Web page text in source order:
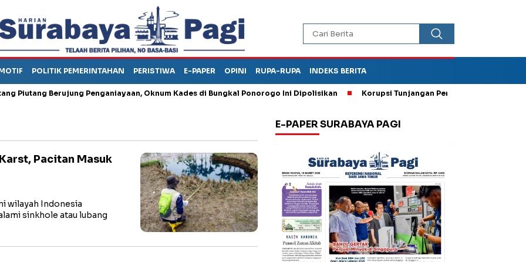
POLITIK PEMERINTAHAN PERISTIWA E-PAPER OPINI RUPA-RUPA INDEKS BERITA
Berujung Penganiayaan, Oknum Kades di Bungkal Ponorogo Ini Dipolisikan Korupsi Tunjangan Perumahan DPRD
Pacitan Masuk
wilayah Indonesia
sinkhole atau lubang
E-PAPER SURABAYA PAGI